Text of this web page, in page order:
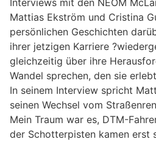
Interviews mit den NEOM
Mattias Ekström und Cristina
persönlichen Geschichten
ihrer jetzigen Karriere
gleichzeitig über ihre
Wandel sprechen, den sie
In seinem Interview spricht
seinen Wechsel vom
Mein Traum war es, DTM-
der Schotterpisten kamen erst